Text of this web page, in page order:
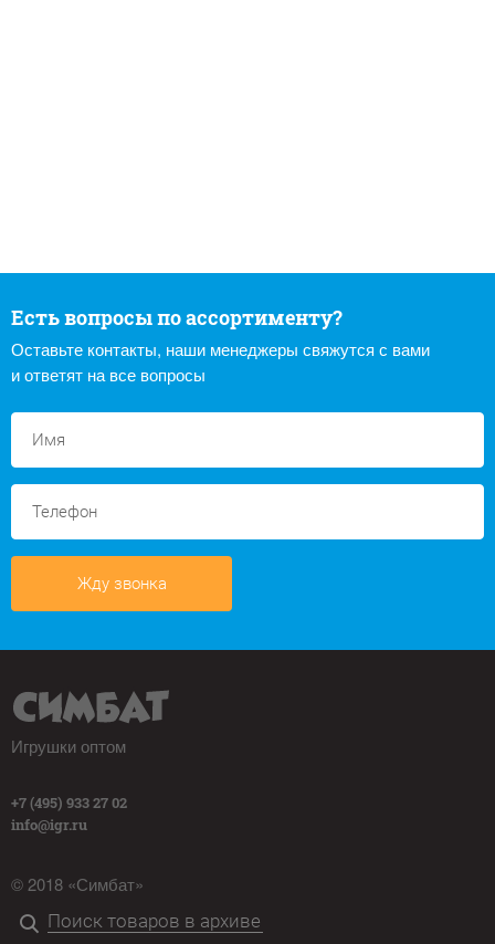
Есть вопросы по ассортименту?
Оставьте контакты, наши менеджеры свяжутся с вами
и ответят на все вопросы
Жду звонка
Игрушки оптом
+7 (495) 933 27 02
info@igr.ru
© 2018 «Симбат»